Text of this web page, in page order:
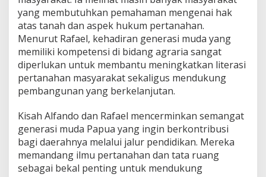
yang membutuhkan pemahaman mengenai hak
atas tanah dan aspek hukum pertanahan.
Menurut Rafael, kehadiran generasi muda yang
memiliki kompetensi di bidang agraria sangat
diperlukan untuk membantu meningkatkan literasi
pertanahan masyarakat sekaligus mendukung
pembangunan yang berkelanjutan.
Kisah Alfando dan Rafael mencerminkan semangat
generasi muda Papua yang ingin berkontribusi
bagi daerahnya melalui jalur pendidikan. Mereka
memandang ilmu pertanahan dan tata ruang
sebagai bekal penting untuk mendukung